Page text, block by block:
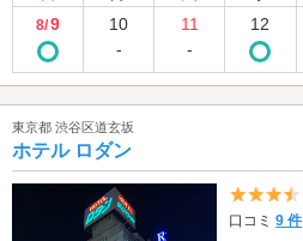
8/9
10
-
11
-
12
東京都 渋谷区道玄坂
ホテル ロダン
口コミ9 件